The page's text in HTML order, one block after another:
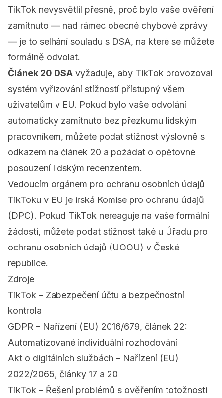
TikTok nevysvětlil přesně, proč bylo vaše ověření
zamítnuto — nad rámec obecné chybové zprávy
— je to selhání souladu s DSA, na které se můžete
formálně odvolat.
Článek 20 DSA vyžaduje, aby TikTok provozoval
systém vyřizování stížností přístupný všem
uživatelům v EU. Pokud bylo vaše odvolání
automaticky zamítnuto bez přezkumu lidským
pracovníkem, můžete podat stížnost výslovně s
odkazem na článek 20 a požádat o opětovné
posouzení lidským recenzentem.
Vedoucím orgánem pro ochranu osobních údajů
TikToku v EU je irská Komise pro ochranu údajů
(DPC). Pokud TikTok nereaguje na vaše formální
žádosti, můžete podat stížnost také u Úřadu pro
ochranu osobních údajů (UOOU) v České
republice.
Zdroje
TikTok – Zabezpečení účtu a bezpečnostní
kontrola
GDPR – Nařízení (EU) 2016/679, článek 22:
Automatizované individuální rozhodování
Akt o digitálních službách – Nařízení (EU)
2022/2065, články 17 a 20
TikTok – Řešení problémů s ověřením totožnosti